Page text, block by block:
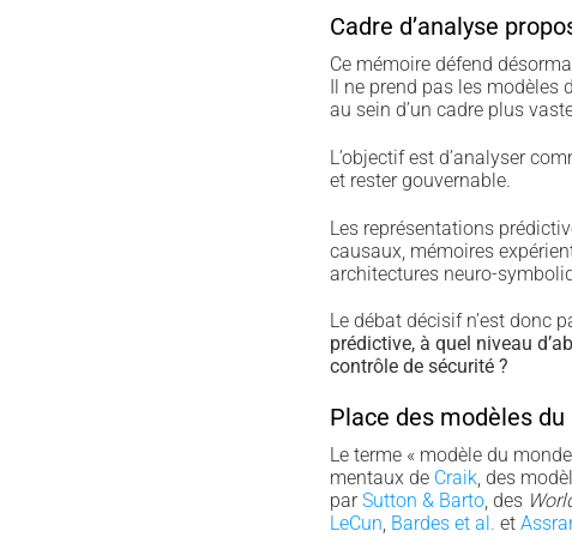
Cadre d’analyse
Ce mémoire défend
Il ne prend pas les modèles
au sein d’un cadre plus
L’objectif est d’analyser
et rester gouvernable.
Les représentations
causaux, mémoires
architectures neuro-
Le débat décisif n’est donc
prédictive, à quel niveau
contrôle de sécurité ?
Place des modèles du
Le terme « modèle du
mentaux de Craik, des
parSutton & Barto, des
LeCun, Bardes et al. et